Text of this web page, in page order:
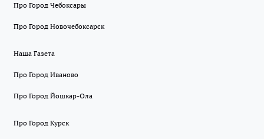
Про Город Чебоксары
Про Город Новочебоксарск
Наша Газета
Про Город Иваново
Про Город Йошкар-Ола
Про Город Курск